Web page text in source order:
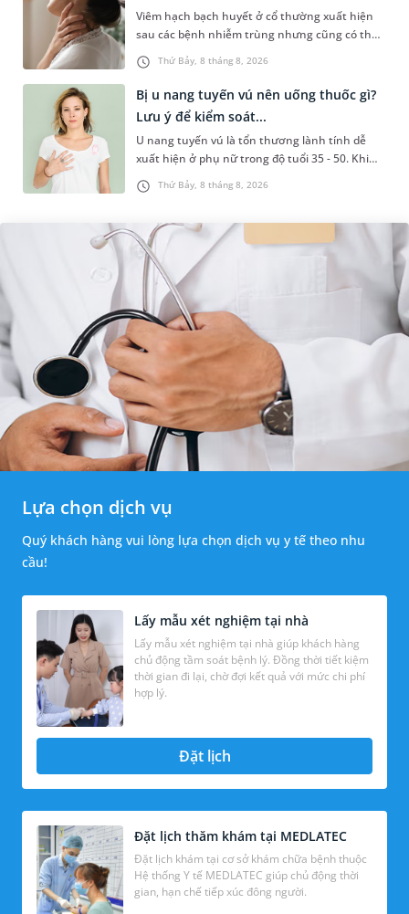
Thứ Bảy, 8 tháng 8, 2026
Viêm hạch bạch huyết ở cổ thường xuất hiện
sau các bệnh nhiễm trùng nhưng cũng có thể
liên quan đến lao hạch hoặc ung thư. Để tìm
hiểu nguyên nhân gây viêm,...
Thứ Bảy, 8 tháng 8, 2026
Bị u nang tuyến vú nên uống thuốc gì?
Lưu ý để kiểm soát...
U nang tuyến vú là tổn thương lành tính dễ
xuất hiện ở phụ nữ trong độ tuổi 35 - 50. Khi
được chẩn đoán mắc bệnh, nhiều người
thường băn khoăn u nang tuyến v...
Lựa chọn dịch vụ
Quý khách hàng vui lòng lựa chọn dịch vụ y tế theo nhu
cầu!
Lấy mẫu xét nghiệm tại nhà
Lấy mẫu xét nghiệm tại nhà giúp khách hàng
chủ động tầm soát bệnh lý. Đồng thời tiết kiệm
thời gian đi lại, chờ đợi kết quả với mức chi phí
hợp lý.
Đặt lịch
Đặt lịch thăm khám tại MEDLATEC
Đặt lịch khám tại cơ sở khám chữa bệnh thuộc
Hệ thống Y tế MEDLATEC giúp chủ động thời
gian, hạn chế tiếp xúc đông người.